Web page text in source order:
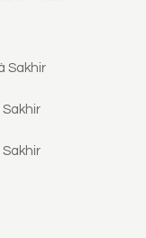
Sakhir
Sakhir
Sakhir